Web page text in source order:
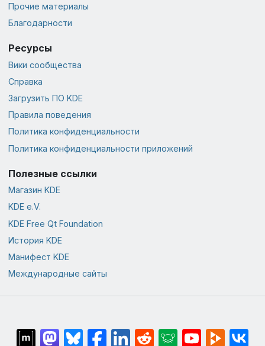
Прочие материалы
Благодарности
Ресурсы
Вики сообщества
Справка
Загрузить ПО KDE
Правила поведения
Политика конфиденциальности
Политика конфиденциальности приложений
Полезные ссылки
Магазин KDE
KDE e.V.
KDE Free Qt Foundation
История KDE
Манифест KDE
Международные сайты